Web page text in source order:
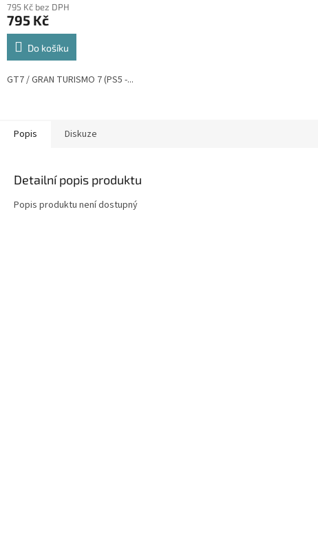
produktu
je
4,0
5
hvězdiček.
795 Kč bez DPH
795 Kč
Do košíku
GT7 / GRAN TURISMO 7 (PS5 -...
Popis Diskuze
Detailní popis produktu
Popis produktu není dostupný